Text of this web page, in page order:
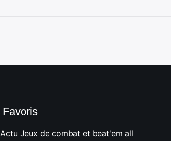
Favoris
Actu Jeux de combat et beat'em all